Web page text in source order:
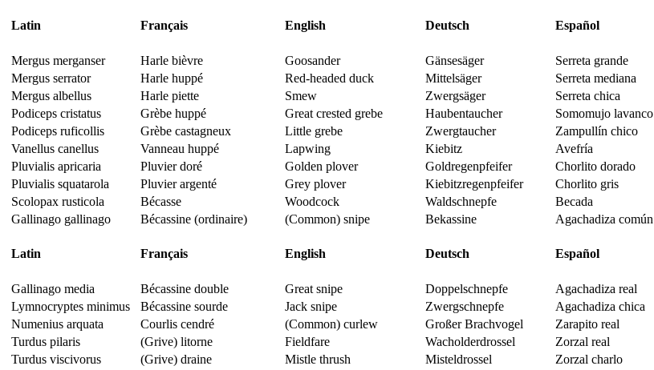
Latin Français English Deutsch Español
Mergus merganser Harle bièvre Goosander Gänsesäger
Serreta grande
Mergus serrator
Harle huppé Red-headed duck Mittelsäger
Serreta mediana
Mergus albellus
Harle piette Smew Zwergsäger
Serreta chica
Podiceps cristatus
Grèbe huppé Great crested grebe Haubentaucher
Somomujo lavanco
Podiceps ruficollis
Grèbe castagneux Little grebe Zwergtaucher
Zampullín chico
Vanellus canellus
Vanneau huppé Lapwing Kiebitz
Avefría
Pluvialis apricaria
Pluvier doré Golden plover Goldregenpfeifer
Chorlito dorado
Pluvialis squatarola
Pluvier argenté Grey plover Kiebitzregenpfeifer
Chorlito gris
Scolopax rusticola
Bécasse Woodcock Waldschnepfe
Becada
Gallinago gallinago
Bécassine (ordinaire) (Common) snipe Bekassine Agachadiza común
Latin Français English Deutsch Español
Gallinago media Bécassine double Great snipe Doppelschnepfe
Agachadiza real
Lymnocryptes minimus
Bécassine sourde Jack snipe Zwergschnepfe
Agachadiza chica
Numenius arquata
Courlis cendré (Common) curlew Großer Brachvogel
Zarapito real
Turdus pilaris
(Grive) litorne Fieldfare Wacholderdrossel
Zorzal real
Turdus viscivorus
(Grive) draine Mistle thrush Misteldrossel
Zorzal charlo